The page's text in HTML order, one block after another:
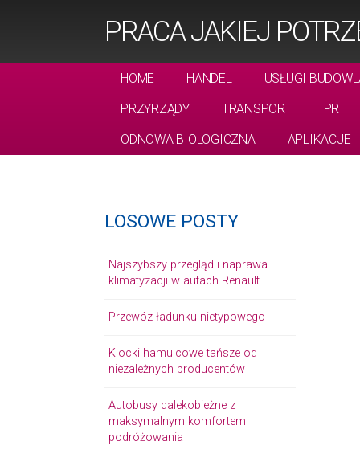
PRACA JAKIEJ
HOME HANDEL
USŁUGI
PRZYRZĄDY
TRANSPORT
PR
ODNOWA BIOLOGICZNA
APLIKACJE
LOSOWE POSTY
Najszybszy przegląd i naprawa
klimatyzacji w autach Renault
Przewóz ładunku nietypowego
Klocki hamulcowe tańsze od
niezależnych producentów
Autobusy dalekobieżne z
maksymalnym komfortem
podróżowania